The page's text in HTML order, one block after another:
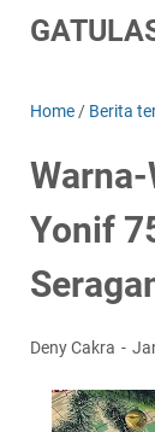
Home / Berita
Yonif
Deny Cakra